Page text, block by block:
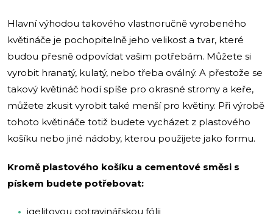
Hlavní výhodou takového vlastnoručně vyrobeného
květináče je pochopitelně jeho velikost a tvar, které
budou přesně odpovídat vašim potřebám. Můžete si
vyrobit hranatý, kulatý, nebo třeba oválný. A přestože se
takový květináč hodí spíše pro okrasné stromy a keře,
můžete zkusit vyrobit také menší pro květiny. Při výrobě
tohoto květináče totiž budete vycházet z plastového
košíku nebo jiné nádoby, kterou použijete jako formu.
Kromě plastového košíku a cementové směsi s
pískem budete potřebovat:
igelitovou potravinářskou fólii